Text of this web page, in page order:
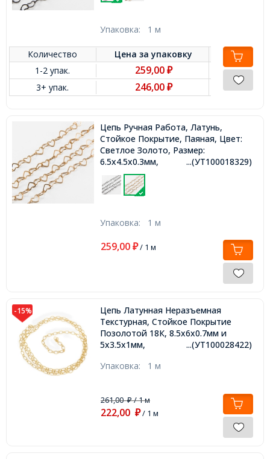
Упаковка: 1 м
Количество Цена заупаковку
1-2 упак.
259,00 ₽
3+ упак. 246,00 ₽
Цепь Ручная Работа, Латунь,
Стойкое Покрытие, Паяная, Цвет:
Светлое Золото, Размер:
6.5x4.5x0.3мм,
...(УТ100018329)
Упаковка: 1 м
259,00 ₽/ 1 м
-15%
Цепь Латунная Неразъемная
Текстурная, Стойкое Покрытие
Позолотой 18К, 8.5х6х0.7мм и
5х3.5х1мм,
...(УТ100028422)
Упаковка: 1 м
261,00₽/ 1 м
222,00 ₽/ 1 м